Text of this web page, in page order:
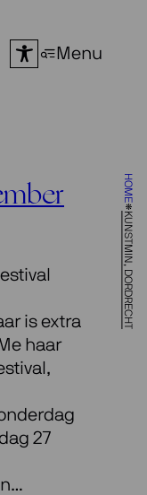
HOME
KUNSTMIN, DORDRECHT
Menu
is extra
haar
27